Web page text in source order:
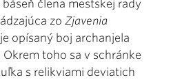
člena mestskej rady
zo Zjavenia
opísaný boj archanjela
toho sa v schránke
s relikviami deviatich